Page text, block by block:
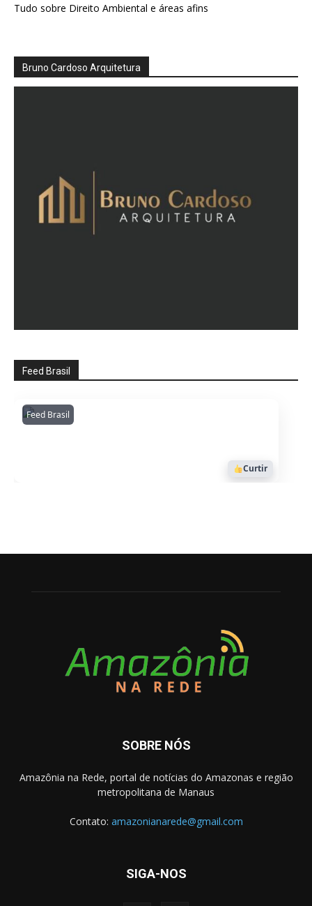
Tudo sobre Direito Ambiental e áreas afins
Bruno Cardoso Arquitetura
Feed Brasil
Feed BrasilAmazonianarede
1053
Curtir
SOBRE NÓS
Amazônia na Rede, portal de notícias do Amazonas e região
metropolitana de Manaus
Contato: amazonianarede@gmail.com
SIGA-NOS